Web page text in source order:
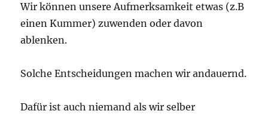
Wir können unsere Aufmerksamkeit etwas (z.B
einen Kummer) zuwenden oder davon
ablenken.
Solche Entscheidungen machen wir andauernd.
Dafür ist auch niemand als wir selber